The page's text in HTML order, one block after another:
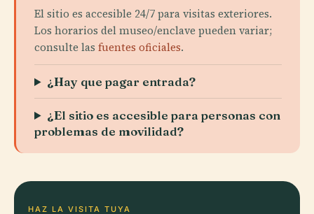
El sitio es accesible 24/7 para visitas exteriores.
Los horarios del museo/enclave pueden variar;
consulte las fuentes oficiales.
¿Hay que pagar entrada?
¿El sitio es accesible para personas con
problemas de movilidad?
HAZ LA VISITA TUYA